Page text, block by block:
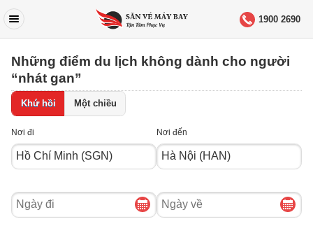
1900 2690
Những điểm du lịch không dành cho người
“nhát gan”
Khứ hồi Một chiều
Nơi đi Nơi đến
Ngày
đi
Ngày
về